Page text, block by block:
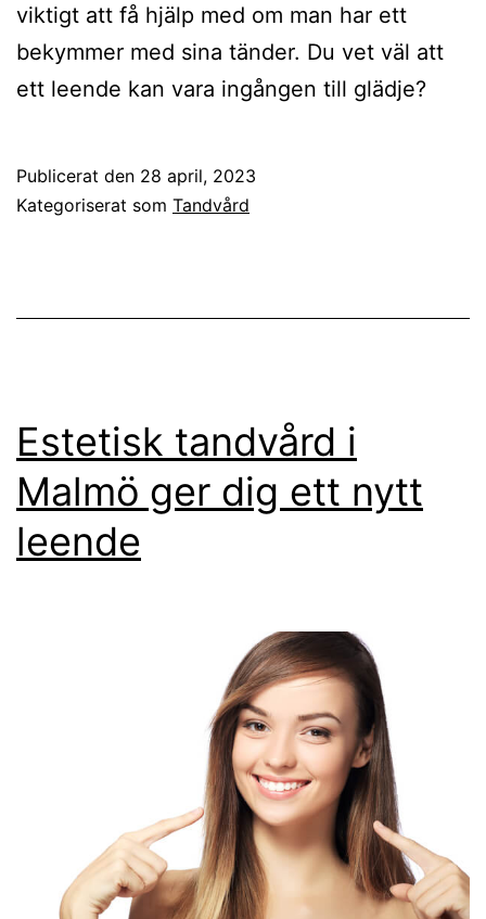
viktigt att få hjälp med om man har ett
bekymmer med sina tänder. Du vet väl att
ett leende kan vara ingången till glädje?
Publicerat den 28 april, 2023
Kategoriserat som Tandvård
Estetisk tandvård i
Malmö ger dig ett nytt
leende